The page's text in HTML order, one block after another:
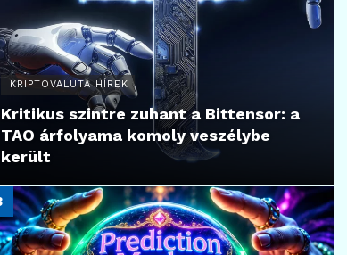
KRIPTOVALUTA HÍREK
Kritikus szintre zuhant a Bittensor: a
TAO árfolyama komoly veszélybe
került